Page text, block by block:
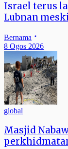
Israel terus
Lubnan
Bernama
8 Ogos 2026
global
Masjid